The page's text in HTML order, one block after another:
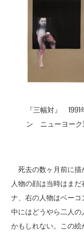
『三幅対』
ン ニューヨーク
死去の数ヶ月前に描
人物の顔は当時はま
ナ、右の人物はベー
中にはどうやら二人
かもしれない。この